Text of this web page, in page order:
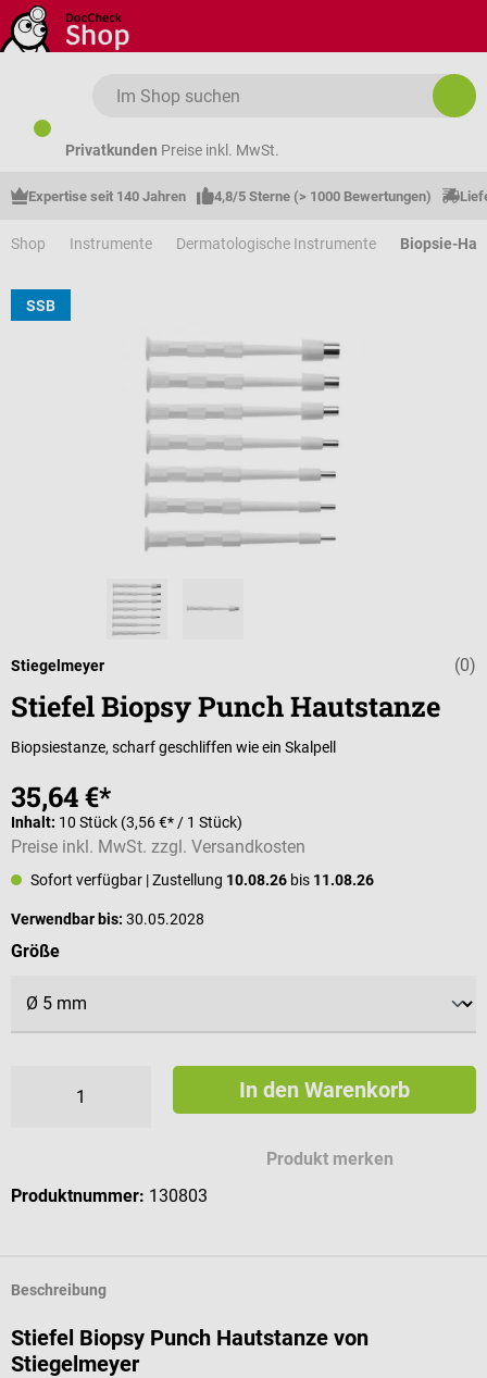
Zum Hauptinhalt springen
Privatkunden Preise inkl. MwSt.
Expertise seit 140 Jahren 4,8/5 Sterne (> 1000 Bewertungen)
Shop Instrumente Dermatologische Instrumente Biopsie-
SSB
(0)
Stiegelmeyer
Stiefel Biopsy Punch Hautstanze
Biopsiestanze, scharf geschliffen wie ein Skalpell
35,64 €*
Inhalt: 10 Stück (3,56 €* / 1 Stück)
Preise inkl. MwSt. zzgl. Versandkosten
Sofort verfügbar | Zustellung 10.08.26 bis 11.08.26
Verwendbar bis: 30.05.2028
Größeauswählen
In den Warenkorb
Produkt merken
Produktnummer: 130803
Beschreibung
Stiefel Biopsy Punch Hautstanze von
Stiegelmeyer